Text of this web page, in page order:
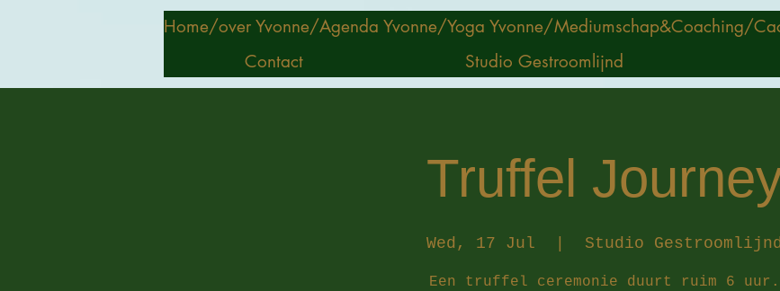
Home/over Yvonne/Agenda Yvonne/Yoga Yvonne/Mediumschap&Coaching/
Contact
Studio Gestroomlijnd
Truffel
Wed, 17 Jul Studio Gestroomlijnd
Een truffel ceremonie duurt ruim 6 uur.